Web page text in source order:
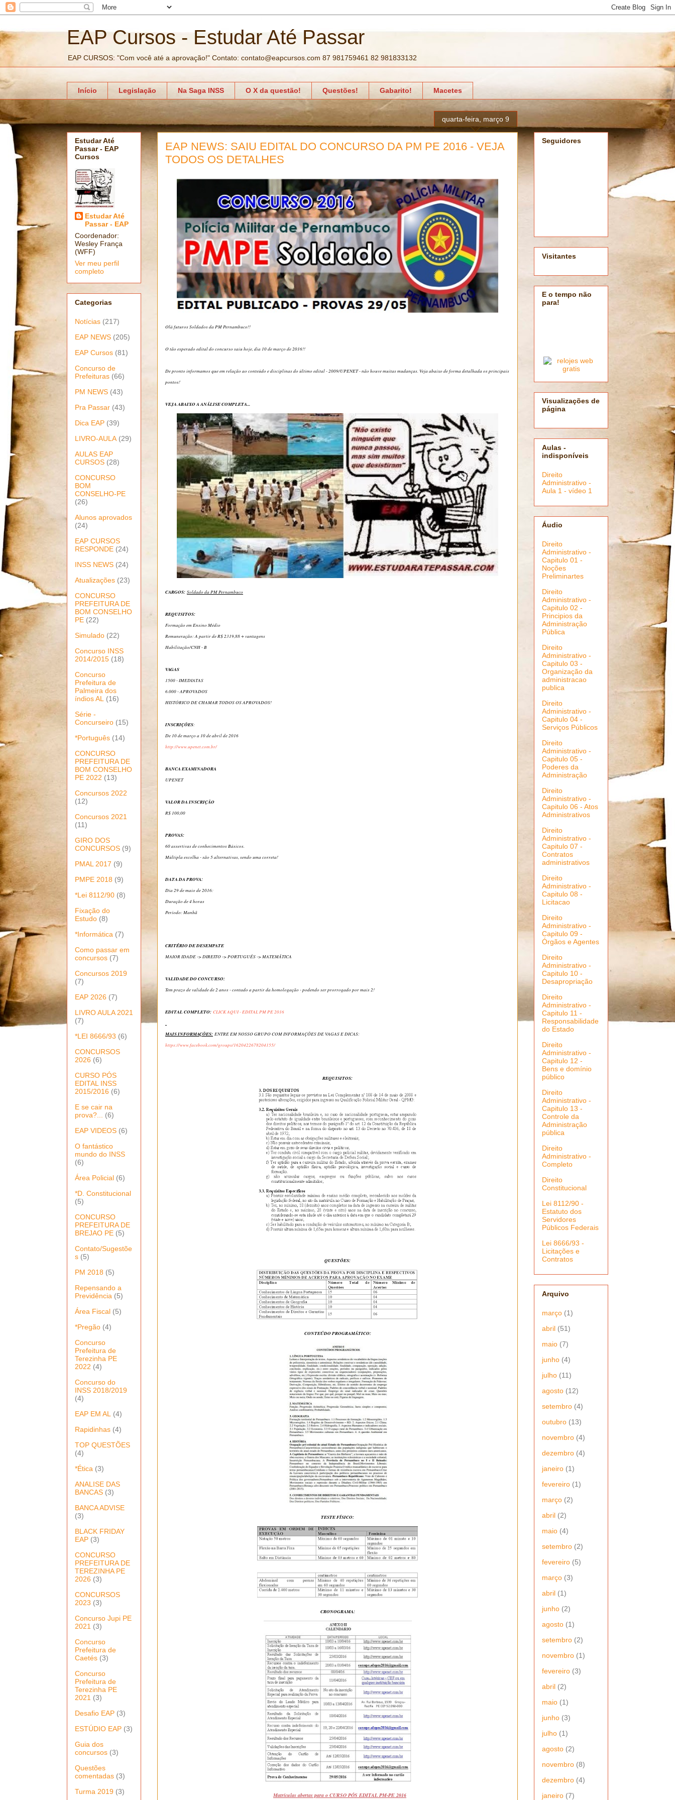
EAP Cursos - Estudar Até Passar
EAP CURSOS: "Com você até a aprovação!" Contato: contato@eapcursos.com 87 981759461 82 981833132
Início Legislação Na Saga INSS O X da questão! Questões! Gabarito! Macetes
quarta-feira, março 9
EAP NEWS: SAIU EDITAL DO CONCURSO DA PM PE 2016 - VEJA
TODOS OS DETALHES
Olá futuros Soldados da PM Pernambuco!!
O tão esperado edital do concurso saiu hoje, dia 10 de março de 2016!!
De pronto informamos que em relação ao conteúdo e disciplinas do último edital - 2009/UPENET - não houve muitas mudanças. Veja abaixo de forma detalhada os principais
pontos!
VEJA ABAIXO A ANÁLISE COMPLETA...
CARGOS: Soldado da PM Pernambuco
REQUISITOS:
Formação em Ensino Médio
Remuneração: A partir de R$ 2319,88 + vantagens
Habilitação/CNH - B
VAGAS
1500 - IMEDIATAS
6.000 - APROVADOS
HISTÓRICO DE CHAMAR TODOS OS APROVADOS!
INSCRIÇÕES:
De 10 de março a 10 de abril de 2016
http://www.upenet.com.br/
BANCA EXAMINADORA
UPENET
VALOR DA INSCRIÇÃO
R$ 100,00
PROVAS:
60 assertivas de conhecimentos Básicos.
Múltipla escolha - são 5 alternativas, sendo uma correta!
DATA DA PROVA:
Dia 29 de maio de 2016:
Duração de 4 horas
Período: Manhã
CRITÉRIO DE DESEMPATE
MAIOR IDADE -> DIREITO -> PORTUGUÊS -> MATEMÁTICA
VALIDADE DO CONCURSO:
Tem prazo de validade de 2 anos - contado a partir da homologação - podendo ser prorrogado por mais 2!
EDITAL COMPLETO: CLICK AQUI - EDITAL PM PE 2016
MAIS INFORMAÇÕES: ENTRE EM NOSSO GRUPO COM INFORMAÇÕES DE VAGAS E DICAS:
https://www.facebook.com/groups/1620422678204155/
REQUISITOS:
QUESTÕES:
CONTEÚDO PROGRAMÁTICO:
TESTE FÍSICO:
CRONOGRAMA:
Matrículas abertas para o CURSO PÓS EDITAL PM-PE 2016
Estudar Até
Passar - EAP
Cursos
Estudar Até
Passar - EAP
Coordenador:
Wesley França
(WFF)
Ver meu perfil
completo
Categorias
Notícias (217)
EAP NEWS (205)
EAP Cursos (81)
Concurso de
Prefeituras (66)
PM NEWS (43)
Pra Passar (43)
Dica EAP (39)
LIVRO-AULA (29)
AULAS EAP
CURSOS (28)
CONCURSO
BOM
CONSELHO-PE
(26)
Alunos aprovados
(24)
EAP CURSOS
RESPONDE (24)
INSS NEWS (24)
Atualizações (23)
CONCURSO
PREFEITURA DE
BOM CONSELHO
PE (22)
Simulado (22)
Concurso INSS
2014/2015 (18)
Concurso
Prefeitura de
Palmeira dos
índios AL
(16)
Série -
Concurseiro (15)
*Português (14)
CONCURSO
PREFEITURA DE
BOM CONSELHO
PE 2022 (13)
Concursos 2022
(12)
Concursos 2021
(11)
GIRO DOS
CONCURSOS (9)
PMAL 2017 (9)
PMPE 2018 (9)
*Lei 8112/90 (8)
Fixação do
Estudo (8)
*Informática (7)
Como passar em
concursos (7)
Concursos 2019
(7)
EAP 2026 (7)
LIVRO AULA 2021
(7)
*LEI 8666/93 (6)
CONCURSOS
2026 (6)
CURSO PÓS
EDITAL INSS
2015/2016 (6)
E se cair na
prova?...
(6)
EAP VIDEOS (6)
O fantástico
mundo do INSS
(6)
Área Policial (6)
*D. Constitucional
(5)
CONCURSO
PREFEITURA DE
BREJAO PE (5)
Contato/Sugestõe
s (5)
PM 2018 (5)
Repensando a
Previdência (5)
Área Fiscal (5)
*Pregão (4)
Concurso
Prefeitura de
Terezinha PE
2022 (4)
Concurso do
INSS 2018/2019
(4)
EAP EM AL
(4)
Rapidinhas (4)
TOP QUESTÕES
(4)
*Ética (3)
ANALISE DAS
BANCAS (3)
BANCA ADVISE
(3)
BLACK FRIDAY
EAP (3)
CONCURSO
PREFEITURA DE
TEREZINHA PE
2026 (3)
CONCURSOS
2023 (3)
Concurso Jupi PE
2021 (3)
Concurso
Prefeitura de
Caetés (3)
Concurso
Prefeitura de
Terezinha PE
2021 (3)
Desafio EAP (3)
ESTÚDIO EAP (3)
Guia dos
concursos (3)
Questões
comentadas (3)
Turma 2019 (3)
Seguidores
Visitantes
E o tempo não
para!
Visualizações de
página
Aulas -
indisponíveis
Direito
Administrativo -
Aula 1 - vídeo 1
Áudio
Direito
Administrativo -
Capitulo 01 -
Noções
Preliminartes
Direito
Administrativo -
Capitulo 02 -
Principios da
Administração
Pública
Direito
Administrativo -
Capitulo 03 -
Organização da
administracao
publica
Direito
Administrativo -
Capitulo 04 -
Serviços Públicos
Direito
Administrativo -
Capitulo 05 -
Poderes da
Administração
Direito
Administrativo -
Capitulo 06 - Atos
Administrativos
Direito
Administrativo -
Capitulo 07 -
Contratos
administrativos
Direito
Administrativo -
Capitulo 08 -
Licitacao
Direito
Administrativo -
Capitulo 09 -
Órgãos e Agentes
Direito
Administrativo -
Capitulo 10 -
Desapropriação
Direito
Administrativo -
Capitulo 11 -
Responsabilidade
do Estado
Direito
Administrativo -
Capitulo 12 -
Bens e domínio
público
Direito
Administrativo -
Capitulo 13 -
Controle da
Administração
pública
Direito
Administrativo -
Completo
Direito
Constitucional
Lei 8112/90 -
Estatuto dos
Servidores
Públicos Federais
Lei 8666/93 -
Licitações e
Contratos
Arquivo
março (1)
abril (51)
maio (7)
junho (4)
julho (11)
agosto (12)
setembro (4)
outubro (13)
novembro (4)
dezembro (4)
janeiro (1)
fevereiro (1)
março (2)
abril (2)
maio (4)
setembro (2)
fevereiro (5)
março (3)
abril (1)
junho (2)
agosto (1)
setembro (2)
novembro (1)
fevereiro (3)
abril (2)
maio (1)
junho (3)
julho (1)
agosto (2)
novembro (8)
dezembro (4)
janeiro (7)